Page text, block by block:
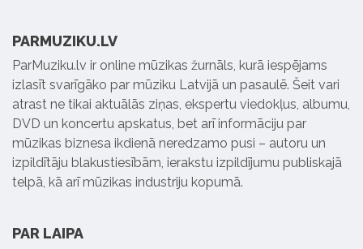
PARMUZIKU.LV
ParMuziku.lv ir online mūzikas žurnāls, kurā iespējams
izlasīt svarīgāko par mūziku Latvijā un pasaulē. Šeit vari
atrast ne tikai aktuālās ziņas, ekspertu viedokļus, albumu,
DVD un koncertu apskatus, bet arī informāciju par
mūzikas biznesa ikdienā neredzamo pusi – autoru un
izpildītāju blakustiesībām, ierakstu izpildījumu publiskajā
telpā, kā arī mūzikas industriju kopumā.
PAR LAIPA